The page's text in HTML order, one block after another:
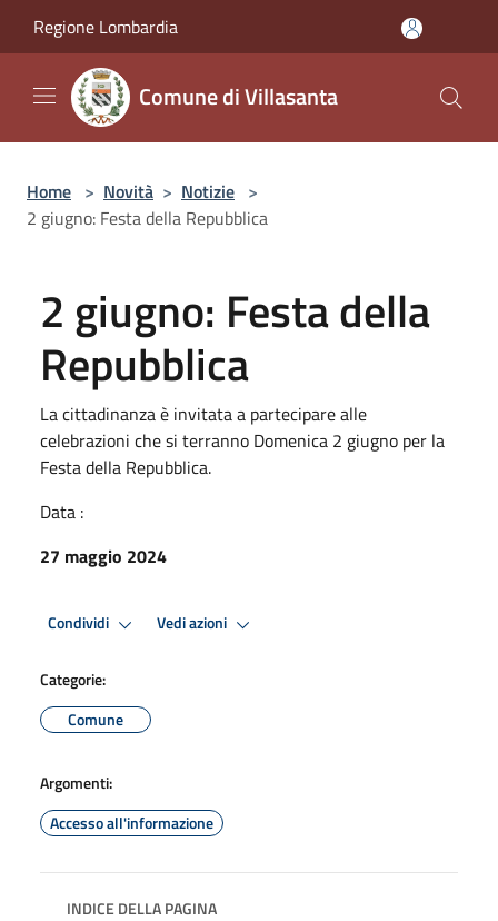
Regione Lombardia
Comune di Villasanta
Home > Novità > Notizie >
2 giugno: Festa della Repubblica
2 giugno: Festa della
Repubblica
La cittadinanza è invitata a partecipare alle
celebrazioni che si terranno Domenica 2 giugno per la
Festa della Repubblica.
Data :
27 maggio 2024
Condividi Vedi azioni
Categorie:
Comune
Argomenti:
Accesso all'informazione
INDICE DELLA PAGINA